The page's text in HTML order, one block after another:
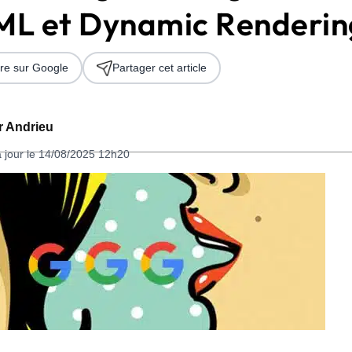
et Dynamic
Andrieu
jour le 14/08/2025 12h20
sur Google Partager cet article